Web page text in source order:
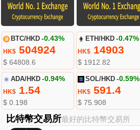
BTC/HKD -0.43%
HK$504924
$ 64808.6
ETH/HKD -0.47%
HK$ 14903
$ 1912.82
ADA/HKD -0.94%
HK$1.54
$ 0.198
SOL/HKD -0.59%
HK$ 591.4
$ 75.908
比特幣交易所最好的比特幣交易所